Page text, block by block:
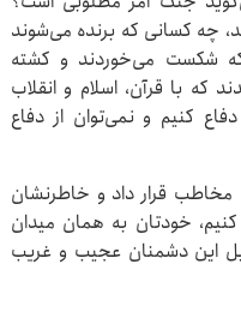
چه کسانی که برنده می‌شوند
شکست می‌خوردند و کشته
که با قرآن، اسلام و انقلاب
کنیم و نمی‌توان از دفاع
مخاطب قرار داد و خاطرنشان
کنیم، خودتان به همان میدان
این دشمنان عجیب و غریب